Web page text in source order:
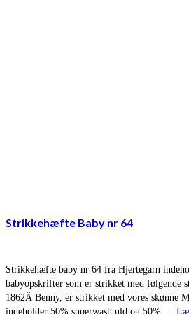
Strikkehæfte Baby nr 64
Strikkehæfte baby nr 64 fra Hjertegarn
babyopskrifter som er strikket med følgende
1862Â Benny, er strikket med vores skønne
indeholder 50% superwash uld og 50% …